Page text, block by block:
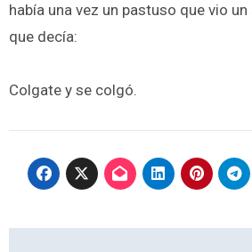
había una vez un pastuso que vio un aviso publicitario
que decía:
Colgate y se colgó.